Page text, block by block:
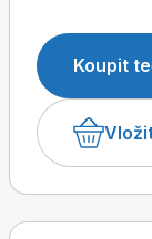
Dětské
nemají žádná
hrušky s
skleničky,
Koupit